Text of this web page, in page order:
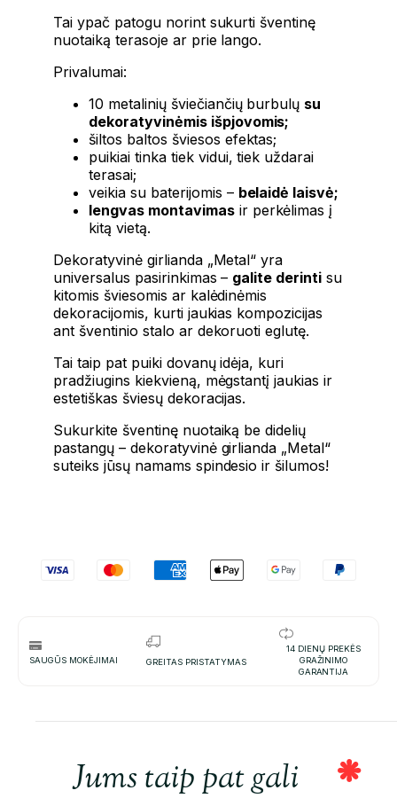
Tai ypač patogu norint sukurti šventinę
nuotaiką terasoje ar prie lango.
Privalumai:
10 metalinių šviečiančių burbulų su
dekoratyvinėmis išpjovomis;
šiltos baltos šviesos efektas;
puikiai tinka tiek vidui, tiek uždarai
terasai;
veikia su baterijomis – belaidė laisvė;
lengvas montavimasir perkėlimas į
kitą vietą.
Dekoratyvinė girlianda „Metal“ yra
universalus pasirinkimas – galite derinti su
kitomis šviesomis ar kalėdinėmis
dekoracijomis, kurti jaukias kompozicijas
ant šventinio stalo ar dekoruoti eglutę.
Tai taip pat puiki dovanų idėja, kuri
pradžiugins kiekvieną, mėgstantį jaukias ir
estetiškas šviesų dekoracijas.
Sukurkite šventinę nuotaiką be didelių
pastangų – dekoratyvinė girlianda „Metal“
suteiks jūsų namams spindesio ir šilumos!
SAUGŪS MOKĖJIMAI GREITAS PRISTATYMAS
14 DIENŲ PREKĖS
GRAŽINIMO
GARANTIJA
Jums taip pat gali